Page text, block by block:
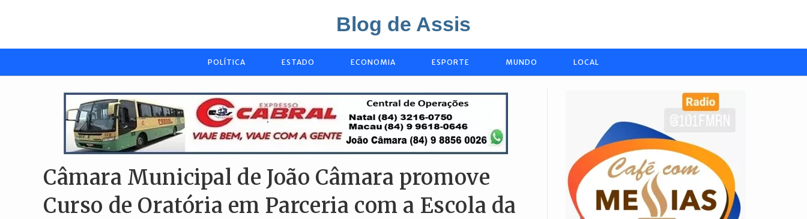
conteúdo
Blog de Assis
POLÍTICA ESTADO ECONOMIA ESPORTE MUNDO LOCAL
Câmara Municipal de João Câmara promove
Curso de Oratória em Parceria com a Escola da